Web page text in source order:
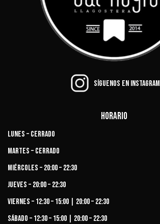
Síguenos en Instagram
Horario
Lunes – Cerrado
Martes – Cerrado
Miércoles – 20:00 – 22:30
Jueves – 20:00 – 22:30
Viernes – 12:30 – 15:00 | 20:00 – 22:30
Sábado – 12:30 – 15:00 | 20:00 – 22:30